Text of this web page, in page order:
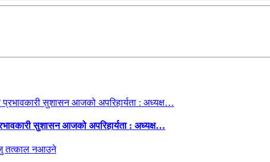
सुशासन आजको अपरिहार्यता : अध्यक्ष…